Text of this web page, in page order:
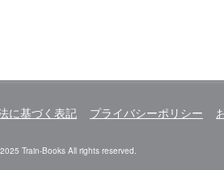
に基づく表記 プライバシーポリシー
Train-Books All rights reserved.